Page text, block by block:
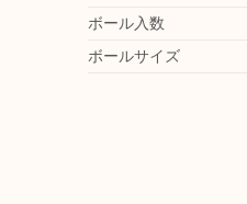
ボール入数
ボールサイズ